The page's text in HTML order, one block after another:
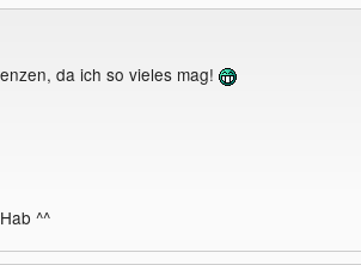
da ich so vieles mag!
^^